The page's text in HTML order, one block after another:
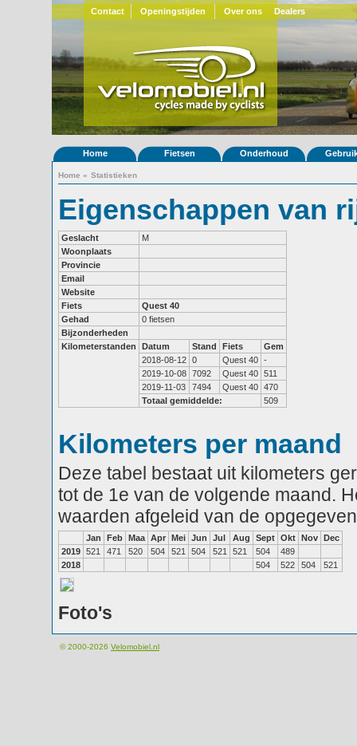
Contact Openingstijden Over ons Dealers
Home Fietsen Onderhoud
Home » Statistieken
Eigenschappen van
Geslacht
M
Woonplaats
Provincie
Email
Website
Fiets
Quest 40
Gehad
0 fietsen
Bijzonderheden
Kilometerstanden
Datum Stand Fiets
Gem
2018-08-12 0 Quest 40 -
2019-10-08 7092 Quest 40 511
2019-11-03
7494 Quest 40 470
Totaal gemiddelde:
509
Kilometers per maand
Deze tabel bestaat uit kilometers
tot de 1e van de volgende maand.
waarden afgeleid van de
Jan Feb Maa Apr Mei Jun Jul Aug Sept Okt Nov Dec
2019 521 471 520 504 521 504 521 521 504
489
2018
504 522 504 521
Foto's
© 2000-2026 Velomobiel.nl